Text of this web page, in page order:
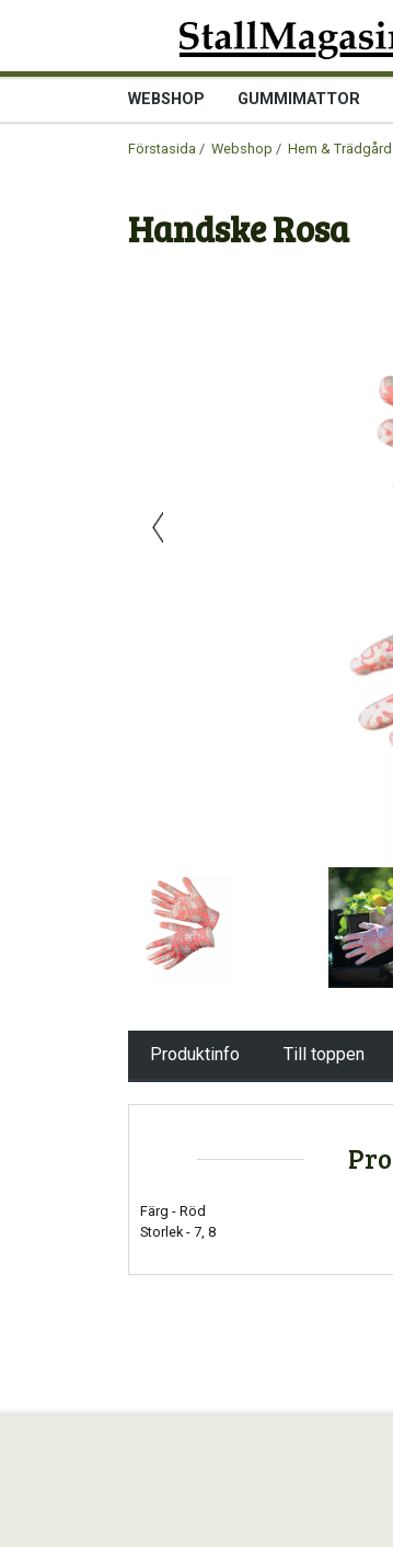
WEBSHOP GUMMIMATTOR
Förstasida / Webshop / Hem & Trädgård
Handske Rosa
Produktinfo Till toppen
Färg - Röd
Storlek - 7, 8